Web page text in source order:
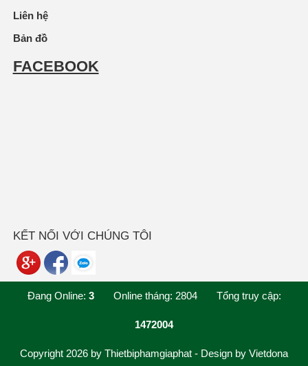
Liên hệ
Bản đồ
FACEBOOK
KẾT NỐI VỚI CHÚNG TÔI
Đang Online: 3Online tháng: 2804Tổng truy cập:
1472004
Copyright 2026 by Thietbiphamgiaphat - Design by Vietdona